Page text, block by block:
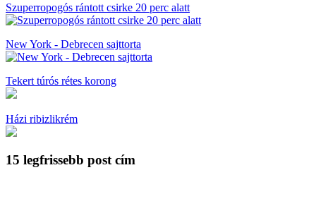
Szuperropogós rántott csirke 20 perc alatt
New York - Debrecen sajttorta
Tekert túrós rétes korong
Házi ribizlikrém
15 legfrissebb post cím